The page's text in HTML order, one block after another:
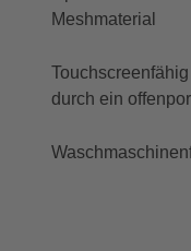
Meshmaterial
durch ein